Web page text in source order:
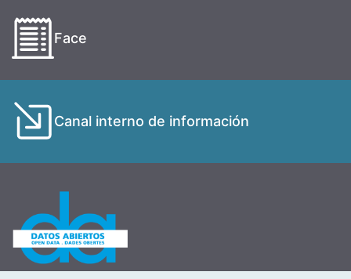
Face
Canal interno de información